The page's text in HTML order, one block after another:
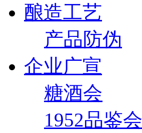
酿造工艺
产品防伪
企业广宣
糖酒会
1952品鉴会